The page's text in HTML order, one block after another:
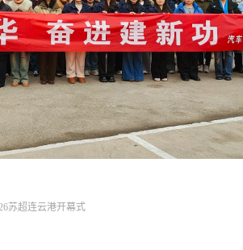
苏超连云港开幕式